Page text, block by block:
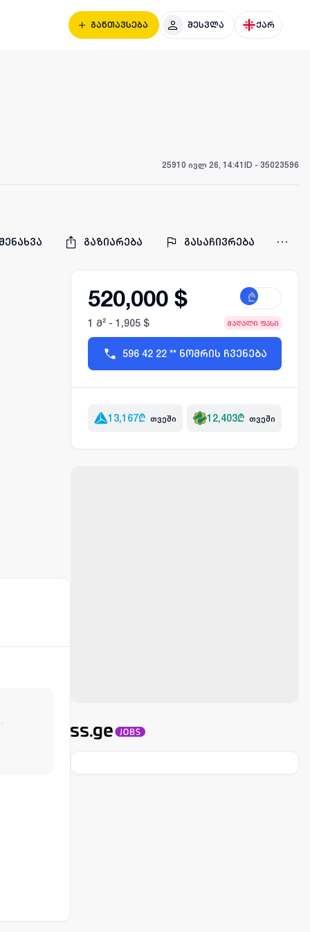
განთავსება შესვლა ქარ
25910 ივლ 26, 14:41 ID - 35023596
გაზიარება გასაჩივრება
520,000 $ ₾
1 მ² - 1,905 $ მაღალი ფასი
596 42 22 ** ნომრის ჩვენება
13,167₾ თვეში 12,403₾ თვეში